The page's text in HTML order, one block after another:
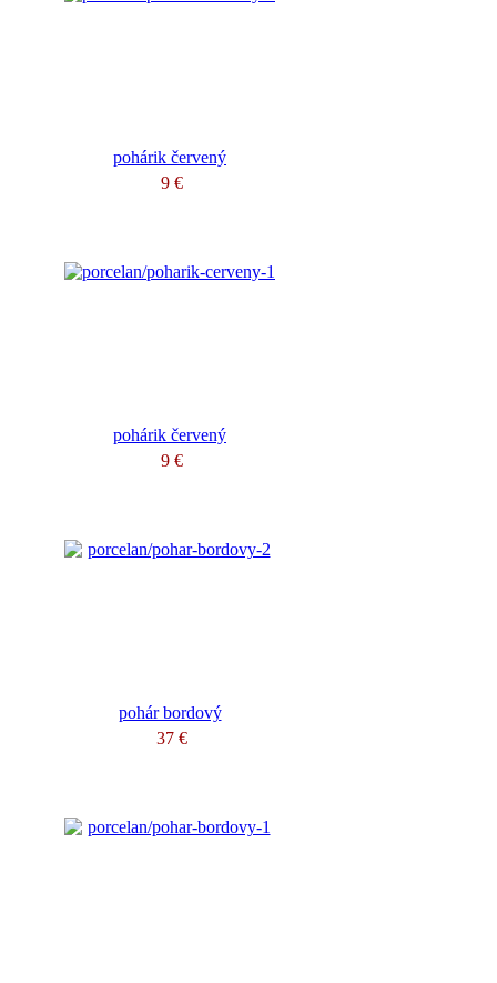
pohárik červený
9 €
pohárik červený
9 €
pohár bordový
37 €